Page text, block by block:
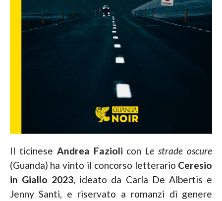
Il ticinese Andrea Fazioli con Le strade oscure
(Guanda) ha vinto il concorso letterario Ceresio
in Giallo 2023, ideato da Carla De Albertis e
Jenny Santi, e riservato a romanzi di genere